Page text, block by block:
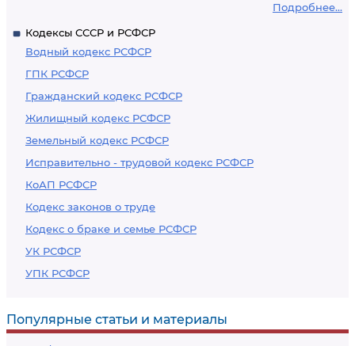
Подробнее...
Кодексы СССР и РСФСР
Водный кодекс РСФСР
ГПК РСФСР
Гражданский кодекс РСФСР
Жилищный кодекс РСФСР
Земельный кодекс РСФСР
Исправительно - трудовой кодекс РСФСР
КоАП РСФСР
Кодекс законов о труде
Кодекс о браке и семье РСФСР
УК РСФСР
УПК РСФСР
Популярные статьи и материалы